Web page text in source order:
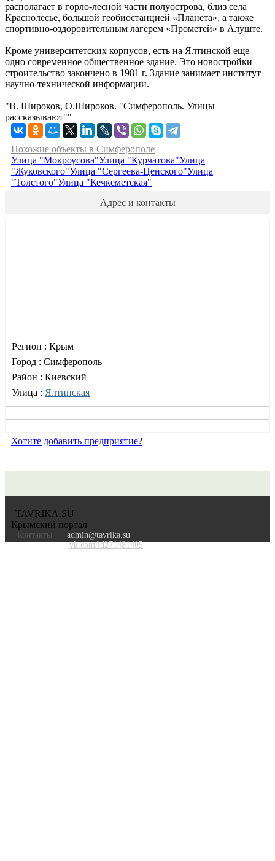
располагает в горло-лесной части полуострова, близ села
Краснолесье, большой геобиостанцией «Планета», а также
спортивно-оздоровительным лагерем «Прометей» в Алуште.
Кроме университетских корпусов, есть на Ялтинской еще
одно современное общественное здание. Это новостройки —
строительство закончено в 1981 г. Здание занимает институт
научно-технической информации.
"В. Широков, О.Широков. "Симферополь. Улицы
рассказывают""
Похожие объекты в Симферополе
Улица "Мокроусова"Улица "Курчатова"Улица
"Жуковского"Улица "Сергеева-Ценского"Улица
"Толстого"Улица "Кечкеметская"
Адрес и контакты
Регион : Крым
Город : Симферополь
Район : Киевский
Улица : Ялтинская
Хотите добавить предприятие?
TAVRIKA.SU
Крымский портал
Контакты
admin@tavrika.su
vk.com/id271481405